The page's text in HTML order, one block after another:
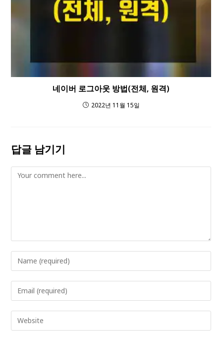
네이버 로그아웃 방법(전체, 원격)
2022년 11월 15일
답글 남기기
Comment
Enter
your
name
to
comment
Enter
your
email
address
Enter
your